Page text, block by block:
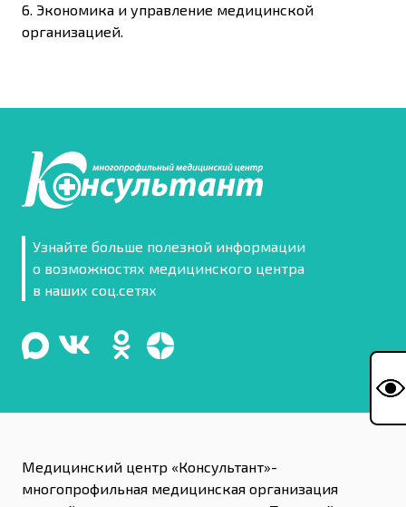
6. Экономика и управление медицинской
организацией.
Узнайте больше полезной информации
о возможностях медицинского центра
в наших соц.сетях
Медицинский центр «Консультант»-
многопрофильная медицинская организация